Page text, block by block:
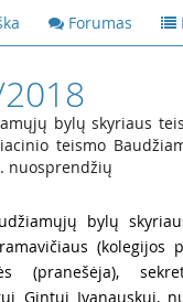
Forumas
bylų skyriaus
teismo
nuosprendžių
bylų
(kolegijos
(pranešėja),
Gintui Ivanauskui,